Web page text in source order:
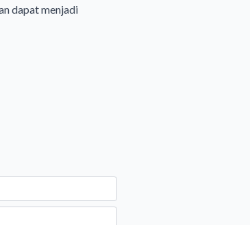
dapat menjadi